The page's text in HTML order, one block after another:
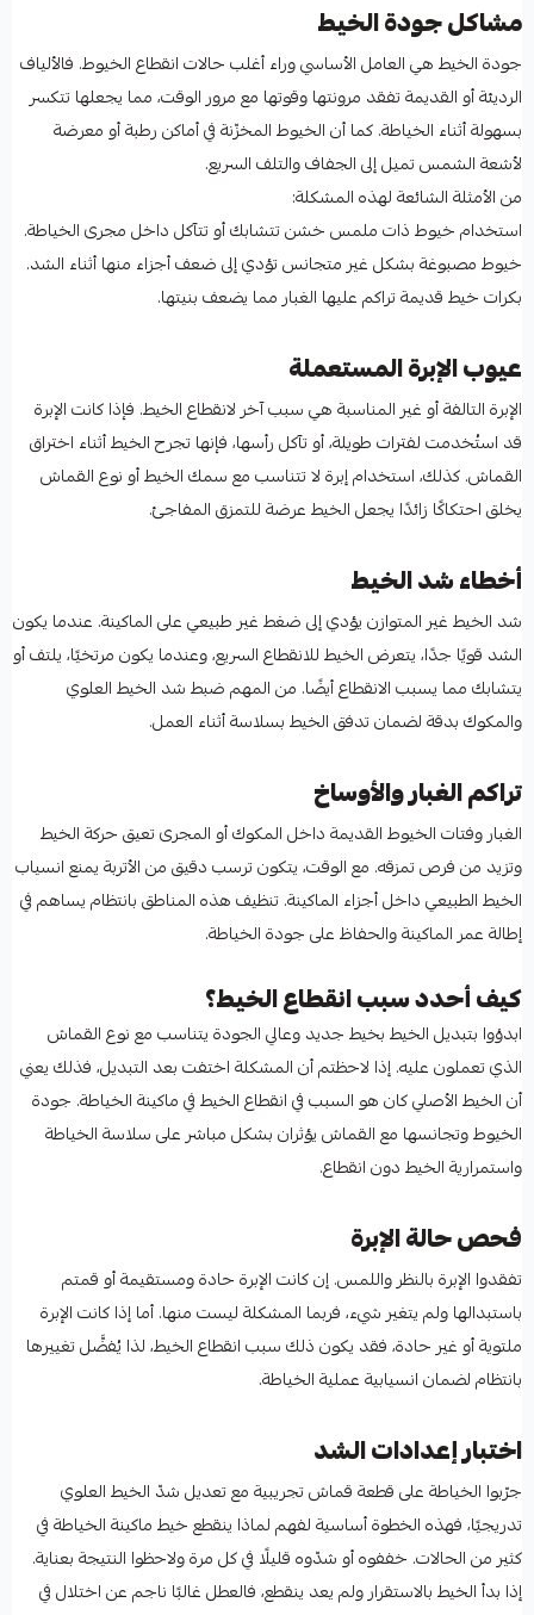
مشاكل جودة الخيط
جودة الخيط هي العامل الأساسي وراء أغلب حالات انقطاع الخيوط. فالألياف
الرديئة أو القديمة تفقد مرونتها وقوتها مع مرور الوقت، مما يجعلها تتكسر
بسهولة أثناء الخياطة. كما أن الخيوط المخزّنة في أماكن رطبة أو معرضة
لأشعة الشمس تميل إلى الجفاف والتلف السريع.
من الأمثلة الشائعة لهذه المشكلة:
استخدام خيوط ذات ملمس خشن تتشابك أو تتآكل داخل مجرى الخياطة.
خيوط مصبوغة بشكل غير متجانس تؤدي إلى ضعف أجزاء منها أثناء الشد.
بكرات خيط قديمة تراكم عليها الغبار مما يضعف بنيتها.
عيوب الإبرة المستعملة
الإبرة التالفة أو غير المناسبة هي سبب آخر لانقطاع الخيط. فإذا كانت الإبرة
قد استُخدمت لفترات طويلة، أو تآكل رأسها، فإنها تجرح الخيط أثناء اختراق
القماش. كذلك، استخدام إبرة لا تتناسب مع سمك الخيط أو نوع القماش
يخلق احتكاكًا زائدًا يجعل الخيط عرضة للتمزق المفاجئ.
أخطاء شد الخيط
شد الخيط غير المتوازن يؤدي إلى ضغط غير طبيعي على الماكينة. عندما يكون
الشد قويًا جدًا، يتعرض الخيط للانقطاع السريع، وعندما يكون مرتخيًا، يلتف أو
يتشابك مما يسبب الانقطاع أيضًا. من المهم ضبط شد الخيط العلوي
والمكوك بدقة لضمان تدفق الخيط بسلاسة أثناء العمل.
تراكم الغبار والأوساخ
الغبار وفتات الخيوط القديمة داخل المكوك أو المجرى تعيق حركة الخيط
وتزيد من فرص تمزقه. مع الوقت، يتكون ترسب دقيق من الأتربة يمنع انسياب
الخيط الطبيعي داخل أجزاء الماكينة. تنظيف هذه المناطق بانتظام يساهم في
إطالة عمر الماكينة والحفاظ على جودة الخياطة.
كيف أحدد سبب انقطاع الخيط؟
ابدؤوا بتبديل الخيط بخيط جديد وعالي الجودة يتناسب مع نوع القماش
الذي تعملون عليه. إذا لاحظتم أن المشكلة اختفت بعد التبديل، فذلك يعني
أن الخيط الأصلي كان هو السبب في انقطاع الخيط في ماكينة الخياطة. جودة
الخيوط وتجانسها مع القماش يؤثران بشكل مباشر على سلاسة الخياطة
واستمرارية الخيط دون انقطاع.
فحص حالة الإبرة
تفقدوا الإبرة بالنظر واللمس. إن كانت الإبرة حادة ومستقيمة أو قمتم
باستبدالها ولم يتغير شيء، فربما المشكلة ليست منها. أما إذا كانت الإبرة
ملتوية أو غير حادة، فقد يكون ذلك سبب انقطاع الخيط، لذا يُفضَّل تغييرها
بانتظام لضمان انسيابية عملية الخياطة.
اختبار إعدادات الشد
جرّبوا الخياطة على قطعة قماش تجريبية مع تعديل شدّ الخيط العلوي
تدريجيًا، فهذه الخطوة أساسية لفهم لماذا ينقطع خيط ماكينة الخياطة في
كثير من الحالات. خففوه أو شدّوه قليلًا في كل مرة ولاحظوا النتيجة بعناية.
إذا بدأ الخيط بالاستقرار ولم يعد ينقطع، فالعطل غالبًا ناجم عن اختلال في